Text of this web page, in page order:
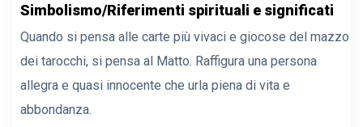
Simbolismo/Riferimenti spirituali e significati
Quando si pensa alle carte più vivaci e giocose del mazzo
dei tarocchi, si pensa al Matto. Raffigura una persona
allegra e quasi innocente che urla piena di vita e
abbondanza.